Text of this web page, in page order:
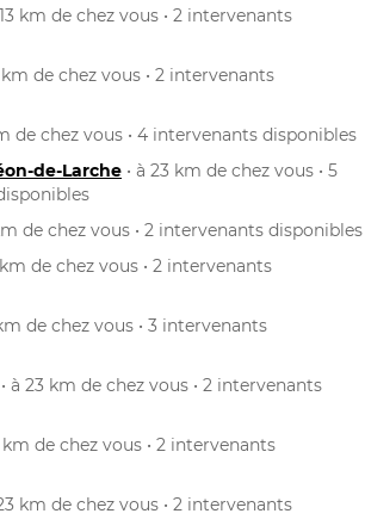
13 km de chez vous • 2 intervenants
km de chez vous • 2 intervenants
de chez vous • 4 intervenants disponibles
de-Larche • à 23 km de chez vous • 5
de chez vous • 2 intervenants disponibles
km de chez vous • 2 intervenants
de chez vous • 3 intervenants
• à 23 km de chez vous • 2 intervenants
km de chez vous • 2 intervenants
km de chez vous • 2 intervenants